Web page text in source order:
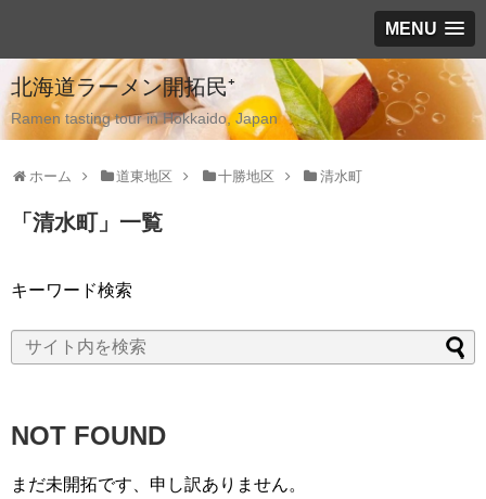
MENU
北海道ラーメン開拓民⁺
Ramen tasting tour in Hokkaido, Japan
ホーム 道東地区 十勝地区 清水町
「 清水町」 一覧
キーワード検索
NOT FOUND
まだ未開拓です、申し訳ありません。